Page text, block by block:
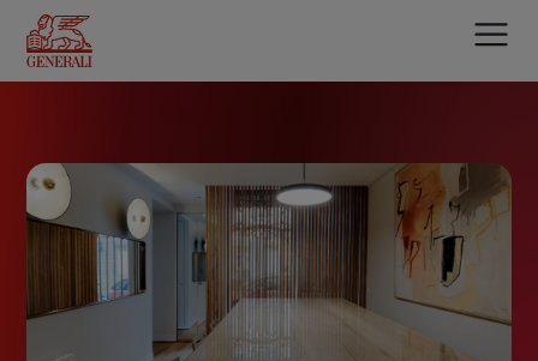
contenu
principal